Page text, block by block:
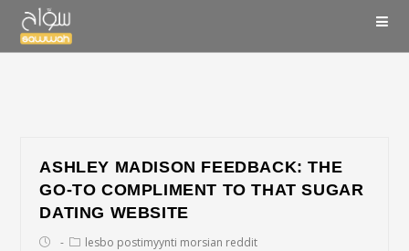
ASHLEY MADISON FEEDBACK: THE
GO-TO COMPLIMENT TO THAT SUGAR
DATING WEBSITE
lesbo postimyynti morsian reddit